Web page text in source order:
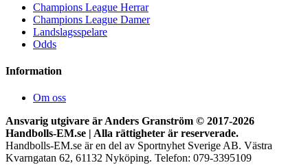
Champions League Herrar
Champions League Damer
Landslagsspelare
Odds
Information
Om oss
Ansvarig utgivare är Anders Granström © 2017-2026
Handbolls-EM.se | Alla rättigheter är reserverade.
Handbolls-EM.se är en del av Sportnyhet Sverige AB. Västra
Kvarngatan 62, 61132 Nyköping. Telefon: 079-3395109